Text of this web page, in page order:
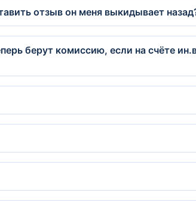
отзыв он меня выкидывает
берут комиссию, если на счёте